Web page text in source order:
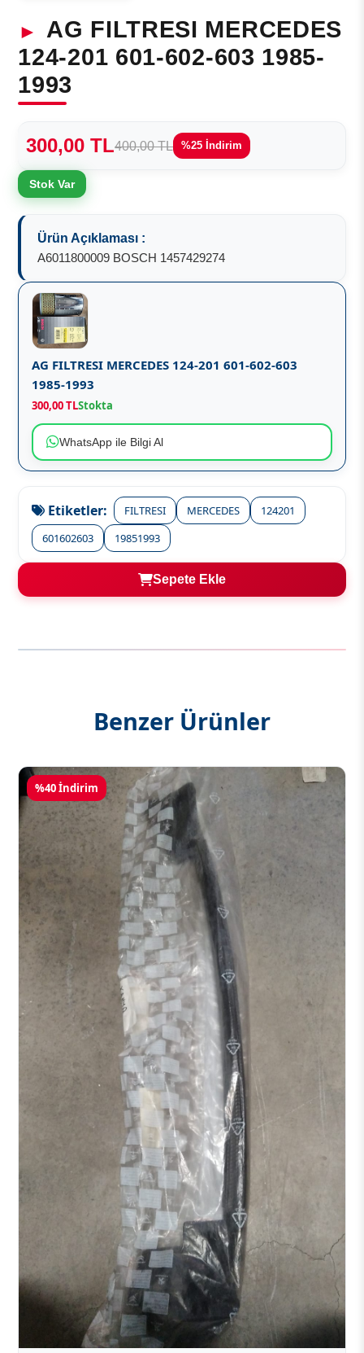
AG FILTRESI MERCEDES
124-201 601-602-603 1985-
1993
300,00 TL400,00 TL %25 İndirim
Stok Var
Ürün Açıklaması :
A6011800009 BOSCH 1457429274
AG FILTRESI MERCEDES 124-201 601-602-603
1985-1993
300,00 TLStokta
WhatsApp ile Bilgi Al
Etiketler: FILTRESI MERCEDES
124201
601602603
19851993
Sepete Ekle
Benzer Ürünler
%40 İndirim